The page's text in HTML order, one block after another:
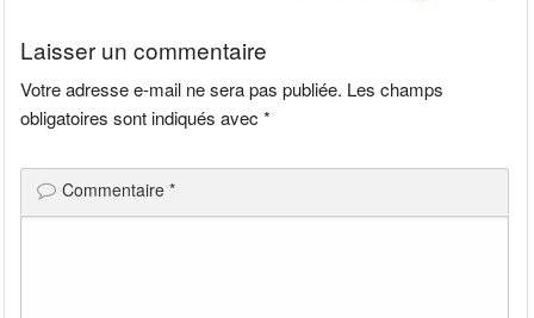
Laisser un commentaire
Votre adresse e-mail ne sera pas publiée. Les champs
obligatoires sont indiqués avec*
Commentaire*